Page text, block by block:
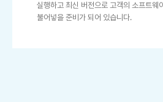
실행하고 최신 버전으로 고객의 소프트웨
불어넣을 준비가 되어 있습니다.